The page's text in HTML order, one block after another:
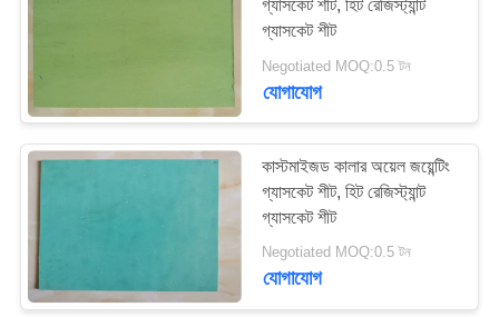
PRIVACY
POLICY
গ্যাসকেট শীট, হিট রেজিস্ট্যান্ট
গ্যাসকেট শীট
Negotiated MOQ:0.5 টন
যোগাযোগ
কাস্টমাইজড কালার অয়েল জয়েন্টিং
গ্যাসকেট শীট, হিট রেজিস্ট্যান্ট
গ্যাসকেট শীট
Negotiated MOQ:0.5 টন
যোগাযোগ